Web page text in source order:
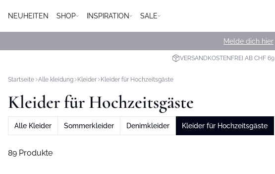
NEUHEITEN SHOP INSPIRATION SALE
Melde dich hier
VERSANDKOSTENFREI AB CHF 69
Startseite Alle kleidung Kleider Kleider für Hochzeitsgäste
Kleider für Hochzeitsgäste
Alle Kleider Sommerkleider Denimkleider Kleider für Hochzeitsgäste
89 Produkte